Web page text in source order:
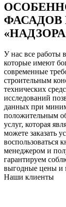
У нас все работы
которые имеют
современные
строительным
технических
исследований
данных при
положительным
услуг, которая
можете заказать
воспользоваться
менеджером и
гарантируем
выгодные цены и
Наши клиенты